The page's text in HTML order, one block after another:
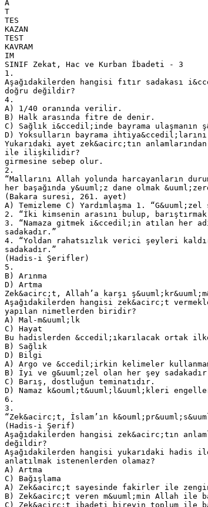
A
T
TES
KAZAN
TEST
KAVRAM
IM
SINIF Zekat, Hac ve Kurban İbadeti - 3
1.
Aşağıdakilerden hangisi fıtır sadakası
doğru değildir?
4.
A) 1/40 oranında verilir.
B) Halk arasında fitre de denir.
C) Sağlık i&ccedil;inde bayrama ulaşmanın
D) Yoksulların bayrama
Yukarıdaki ayet zek&acirc;tın
ile ilişkilidir?
girmesine sebep olur.
2.
“Mallarını Allah yolunda harcayanların
her başağında y&uuml;z dane olmak
(Bakara suresi, 261. ayet)
A) Temizleme C) Yardımlaşma 1. “G&uuml;zel
2. “İki kimsenin arasını bulup, barıştırmak
3. “Namaza gitmek i&ccedil;in atılan her
sadakadır.”
4. “Yoldan rahatsızlık verici şeyleri
sadakadır.”
(Hadis-i Şerifler)
5.
B) Arınma
D) Artma
Zek&acirc;t, Allah’a karşı
Aşağıdakilerden hangisi zek&acirc;t
yapılan nimetlerden biridir?
A) Mal-m&uuml;lk
C) Hayat
Bu hadislerden &ccedil;ıkarılacak ortak
B) Sağlık
D) Bilgi
A) Argo ve &ccedil;irkin kelimeler
B) İyi ve g&uuml;zel olan her şey
C) Barış, dostluğun teminatıdır.
D) Namaz k&ouml;t&uuml;l&uuml;kleri
6.
3.
“Zek&acirc;t, İslam’ın
(Hadis-i Şerif)
Aşağıdakilerden hangisi zek&acirc;tın
değildir?
Aşağıdakilerden hangisi yukarıdaki hadis
anlatılmak istenenlerden olamaz?
A) Artma
C) Bağışlama
A) Zek&acirc;t sayesinde fakirler ile
B) Zek&acirc;t veren m&uuml;min Allah ile
C) Zek&acirc;t ibadeti bireyin toplum ile